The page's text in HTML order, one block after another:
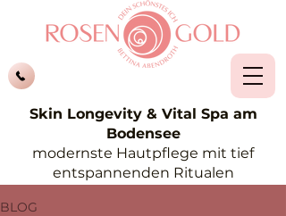
Skin Longevity & Vital Spa am
Bodensee
modernste Hautpflege mit tief
entspannenden Ritualen
BLOG